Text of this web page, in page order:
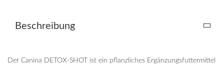
Beschreibung
Der Canina DETOX-SHOT ist ein pflanzliches Ergänzungsfuttermittel